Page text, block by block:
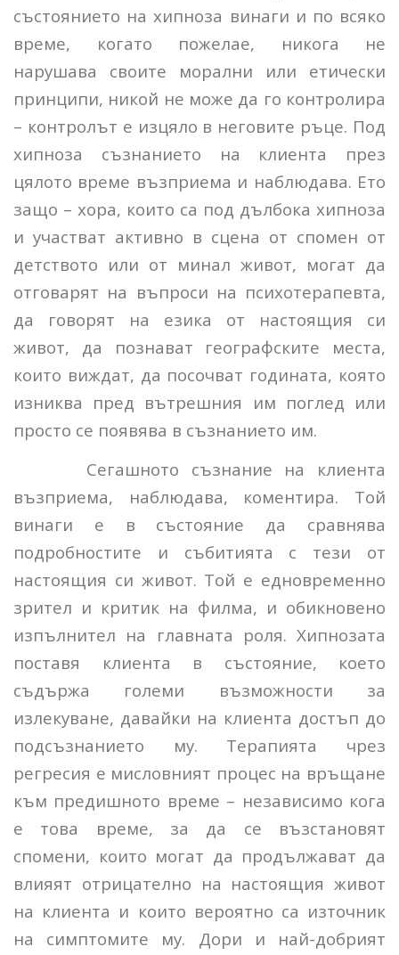
състоянието на хипноза винаги и по всяко
време, когато пожелае, никога не
нарушава своите морални или етически
принципи, никой не може да го контролира
– контролът е изцяло в неговите ръце. Под
хипноза съзнанието на клиента през
цялото време възприема и наблюдава. Ето
защо – хора, които са под дълбока хипноза
и участват активно в сцена от спомен от
детството или от минал живот, могат да
отговарят на въпроси на психотерапевта,
да говорят на езика от настоящия си
живот, да познават географските места,
които виждат, да посочват годината, която
изниква пред вътрешния им поглед или
просто се появява в съзнанието им.
Сегашното съзнание на клиента
възприема, наблюдава, коментира. Той
винаги е в състояние да сравнява
подробностите и събитията с тези от
настоящия си живот. Той е едновременно
зрител и критик на филма, и обикновено
изпълнител на главната роля. Хипнозата
поставя клиента в състояние, което
съдържа големи възможности за
излекуване, давайки на клиента достъп до
подсъзнанието му. Терапията чрез
регресия е мисловният процес на връщане
към предишното време – независимо кога
е това време, за да се възстановят
спомени, които могат да продължават да
влияят отрицателно на настоящия живот
на клиента и които вероятно са източник
на симптомите му. Дори и най-добрият